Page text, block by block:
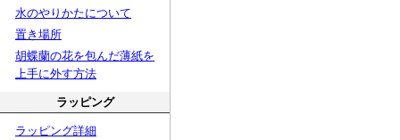
水のやりかたについて
置き場所
胡蝶蘭の花を包んだ薄紙を
上手に外す方法
ラッピング
ラッピング詳細